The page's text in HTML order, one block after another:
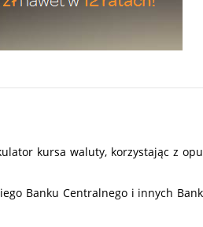
kursa waluty, korzystając z
Banku Centralnego i innych